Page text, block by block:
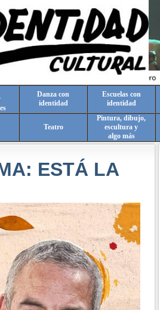
Danza con
identidad
Escuelas con
identidad
Teatro
Pintura, dibujo,
escultura y
algo más
ESTÁ LA